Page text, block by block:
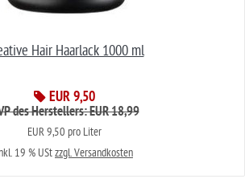
Hair Haarlack 1000 ml
EUR 9,50
des Herstellers: EUR 18,99
EUR 9,50 pro Liter
19 % UStzzgl. Versandkosten